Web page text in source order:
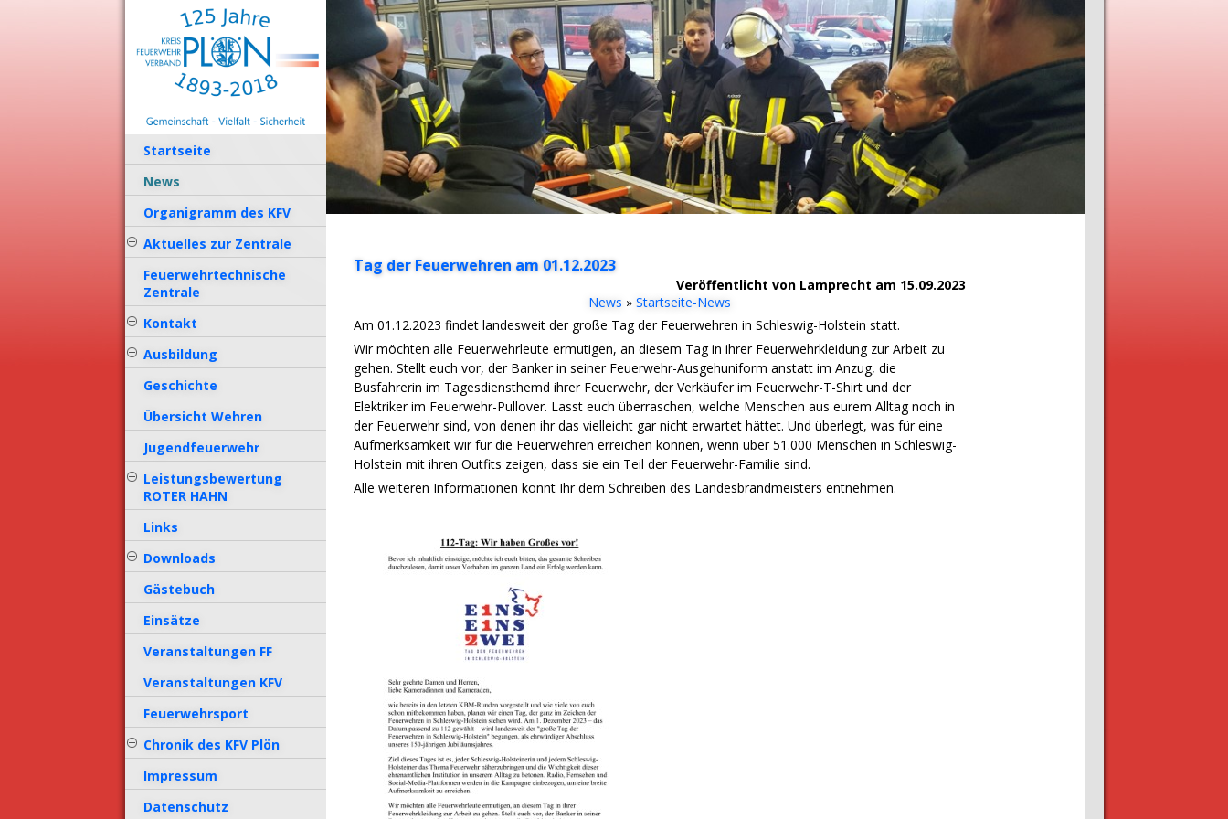
Startseite
News
Organigramm des KFV
Aktuelles zur Zentrale
Feuerwehrtechnische
Zentrale
Kontakt
Ausbildung
Geschichte
Übersicht Wehren
Jugendfeuerwehr
Leistungsbewertung
ROTER HAHN
Links
Downloads
Gästebuch
Einsätze
Veranstaltungen FF
Veranstaltungen KFV
Feuerwehrsport
Chronik des KFV Plön
Impressum
Datenschutz
Tag der Feuerwehren am 01.12.2023
Veröffentlicht von Lamprecht am 15.09.2023
News » Startseite-News
Am 01.12.2023 findet landesweit der große Tag der Feuerwehren in Schleswig-Holstein statt.
Wir möchten alle Feuerwehrleute ermutigen, an diesem Tag in ihrer Feuerwehrkleidung zur Arbeit zu
gehen. Stellt euch vor, der Banker in seiner Feuerwehr-Ausgehuniform anstatt im Anzug, die
Busfahrerin im Tagesdiensthemd ihrer Feuerwehr, der Verkäufer im Feuerwehr-T-Shirt und der
Elektriker im Feuerwehr-Pullover. Lasst euch überraschen, welche Menschen aus eurem Alltag noch in
der Feuerwehr sind, von denen ihr das vielleicht gar nicht erwartet hättet. Und überlegt, was für eine
Aufmerksamkeit wir für die Feuerwehren erreichen können, wenn über 51.000 Menschen in Schleswig-
Holstein mit ihren Outfits zeigen, dass sie ein Teil der Feuerwehr-Familie sind.
Alle weiteren Informationen könnt Ihr dem Schreiben des Landesbrandmeisters entnehmen.